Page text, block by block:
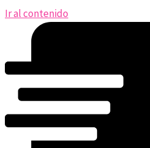
Ir al contenido